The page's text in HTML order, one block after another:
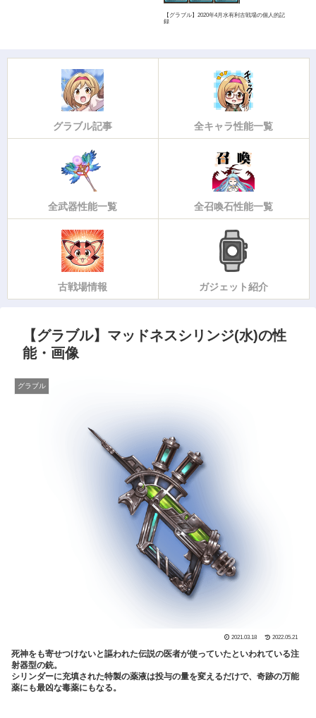
【グラブル】2020年4月水有利古戦場の個人的記
録
グラブル記事 全キャラ性能一覧
全武器性能一覧 全召喚石性能一覧
古戦場情報 ガジェット紹介
【グラブル】マッドネスシリンジ(水)の性
能・画像
グラブル
2021.03.18 2022.05.21
死神をも寄せつけないと謳われた伝説の医者が使っていたといわれている注
射器型の銃。
シリンダーに充填された特製の薬液は投与の量を変えるだけで、奇跡の万能
薬にも最凶な毒薬にもなる。